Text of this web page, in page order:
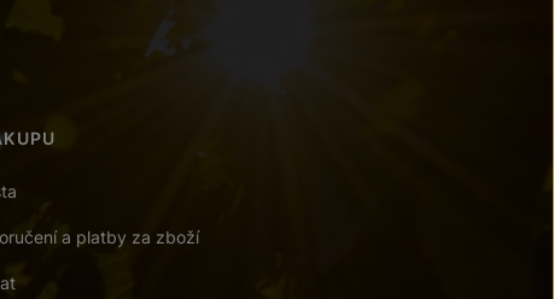
a platby za zboží